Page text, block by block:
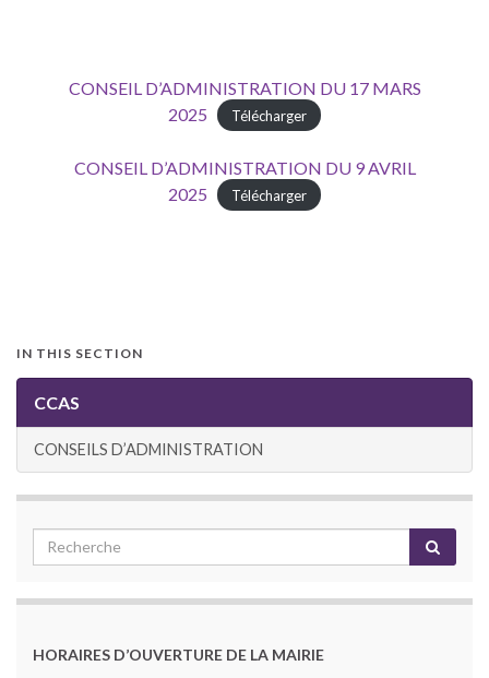
CONSEIL D’ADMINISTRATION DU 17 MARS
2025
Télécharger
CONSEIL D’ADMINISTRATION DU 9 AVRIL
2025
Télécharger
IN THIS SECTION
CCAS
CONSEILS D’ADMINISTRATION
HORAIRES D’OUVERTURE DE LA MAIRIE